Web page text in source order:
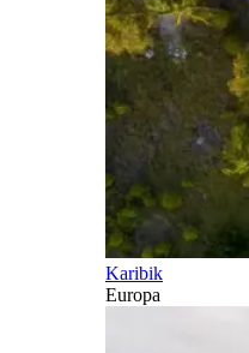
Karibik
Europa